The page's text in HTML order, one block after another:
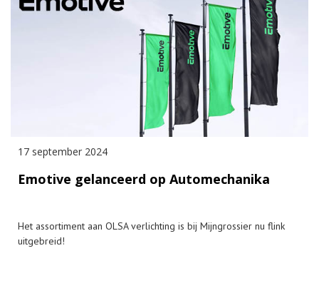
17 september 2024
Emotive gelanceerd op Automechanika
Het assortiment aan OLSA verlichting is bij Mijngrossier nu flink
uitgebreid!